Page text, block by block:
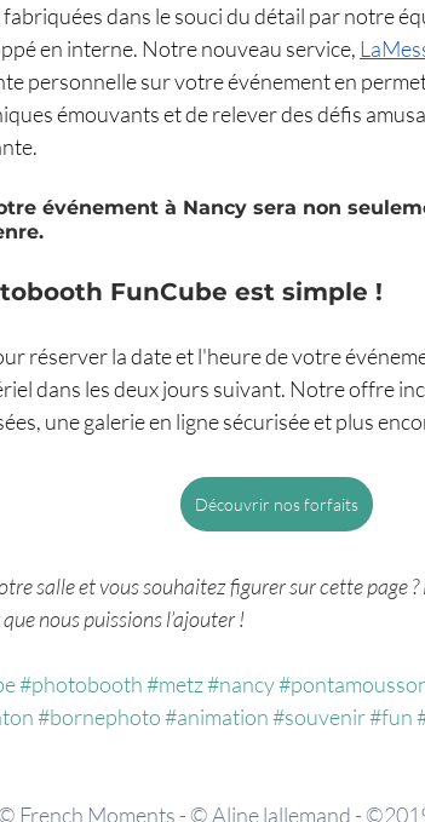
dans le souci du détail par notre
en interne. Notre nouveau service,
personnelle sur votre événement en
émouvants et de relever des défis
événement à Nancy sera non
FunCube est simple !
réserver la date et l'heure de votre
dans les deux jours suivant. Notre offre
une galerie en ligne sécurisée et plus
Découvrir nos forfaits
salle et vous souhaitez figurer sur cette page
nous puissions l’ajouter !
#photobooth#metz#nancy
#bornephoto#animation#souvenir#fun
French Moments - © Aline lallemand -